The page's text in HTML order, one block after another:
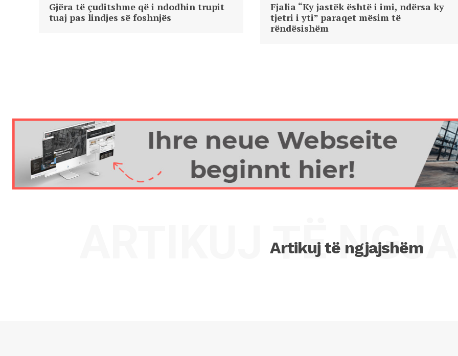
Gjëra të çuditshme që i ndodhin trupit
tuaj pas lindjes së foshnjës
Fjalia “Ky jastëk është i imi, ndërsa ky
tjetri i yti” paraqet mësim të
rëndësishëm
Artikuj të ngjajshëm
ARTIKUJ TË